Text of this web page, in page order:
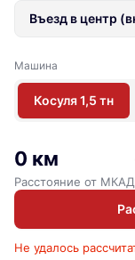
Въезд в центр
Машина
Косуля 1,5 тн
0 км
Расстояние от МКАД
Не удалось